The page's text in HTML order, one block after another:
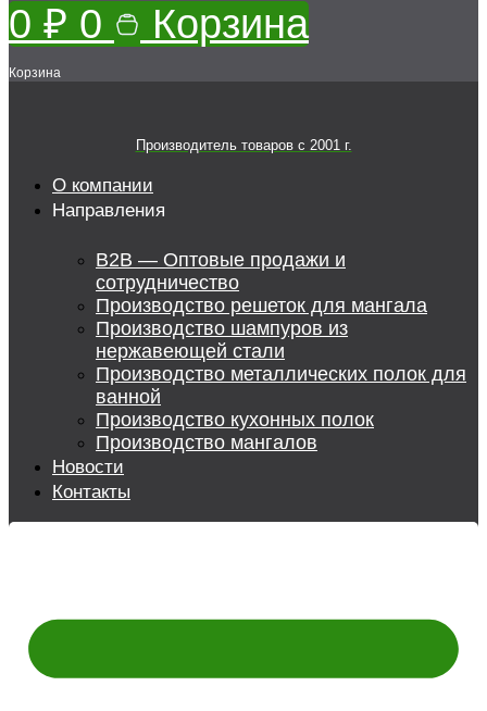
0 ₽ 0 Корзина
Корзина
Производитель товаров c 2001 г.
О компании
Направления
B2B — Оптовые продажи и
сотрудничество
Производство решеток для мангала
Производство шампуров из
нержавеющей стали
Производство металлических полок для
ванной
Производство кухонных полок
Производство мангалов
Новости
Контакты